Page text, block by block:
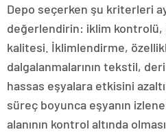
Depo seçerken şu kriterleri
değerlendirin: iklim kontrolü,
kalitesi. İklimlendirme,
dalgalanmalarının tekstil,
hassas eşyalara etkisini
süreç boyunca eşyanın
alanının kontrol altında